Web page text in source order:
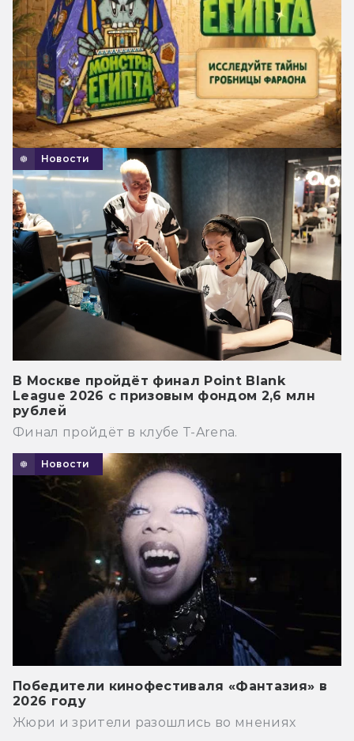
Новости
В Москве пройдёт финал Point Blank
League 2026 с призовым фондом 2,6 млн
рублей
Финал пройдёт в клубе T-Arena.
Новости
Победители кинофестиваля «Фантазия» в
2026 году
Жюри и зрители разошлись во мнениях